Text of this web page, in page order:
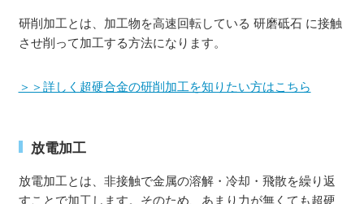
研削加工とは、加工物を高速回転している 研磨砥石 に接触
させ削って加工する方法になります。
＞＞詳しく超硬合金の研削加工を知りたい方はこちら
放電加工
放電加工とは、非接触で金属の溶解・冷却・飛散を繰り返
すことで加工します。そのため、あまり力が無くても超硬